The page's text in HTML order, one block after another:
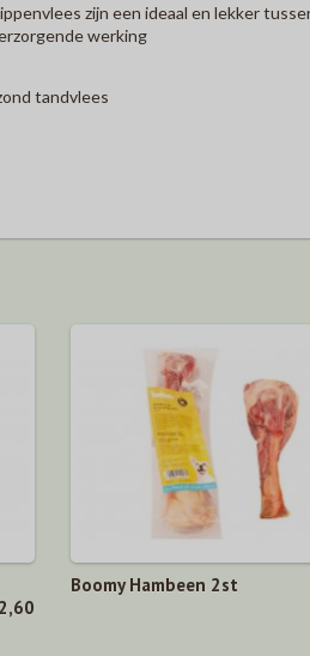
zijn een ideaal en lekker
werking
tandvlees
Boomy Hambeen 2st